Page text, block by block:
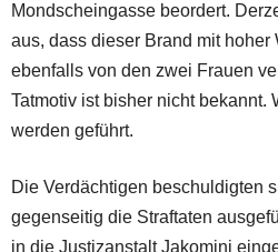
Mondscheingasse beordert.
aus, dass dieser Brand mit hoher
ebenfalls von den zwei Frauen
Tatmotiv ist bisher nicht bekannt.
werden geführt.
Die Verdächtigen beschuldigten
gegenseitig die Straftaten
in die Justizanstalt Jakomini